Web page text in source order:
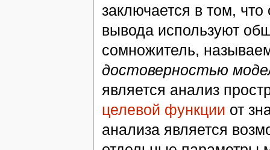
заключается в том, что
вывода используют
сомножитель,
доcтоверностью
является анализ
целевой функции от
анализа является